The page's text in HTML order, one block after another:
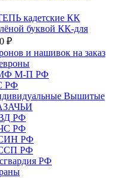
кадетские КК
буквой КК-для
₽
и нашивок на заказ
М-П РФ
РФ
Вышитые
РФ
РФ
РФ
РФ
РФ